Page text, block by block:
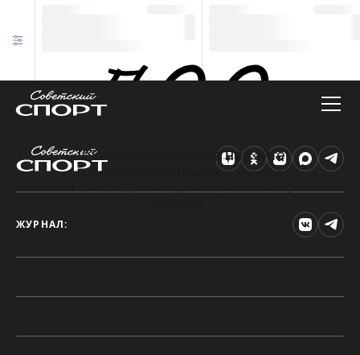
Техническая ошибка на сайте
Произошла ошибка. Чтобы найти нужную
ЖУРНАЛ: